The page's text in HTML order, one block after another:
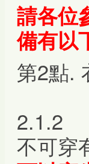
請各位
備有以
第2點.
2.1.2
不可穿